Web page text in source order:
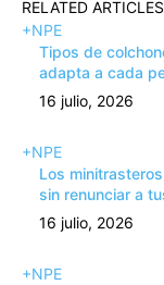
RELATED ARTICLES
+NPE
Tipos de
adapta a cada
16 julio, 2026
+NPE
Los
sin renunciar a
16 julio, 2026
+NPE